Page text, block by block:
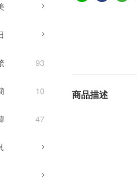
93
10
47
商品描述